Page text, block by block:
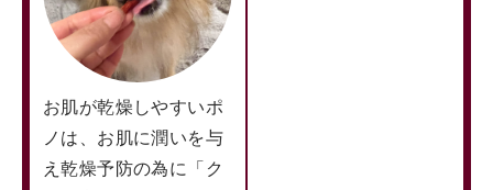
お肌が乾燥しやすいポ
ノは、お肌に潤いを与
え乾燥予防の為に「ク